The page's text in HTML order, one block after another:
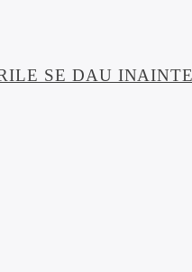
SE DAU